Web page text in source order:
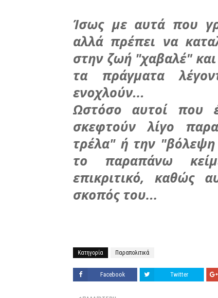
Ίσως με αυτά που
αλλά πρέπει να
στην ζωή "χαβαλέ"
τα πράγματα
ενοχλούν...
Ωστόσο αυτοί που
σκεφτούν λίγο
τρέλα" ή την
το παραπάνω
επικριτικό, καθώς
σκοπός του...
Κατηγορία Παραπολιτικά
Facebook Twitter